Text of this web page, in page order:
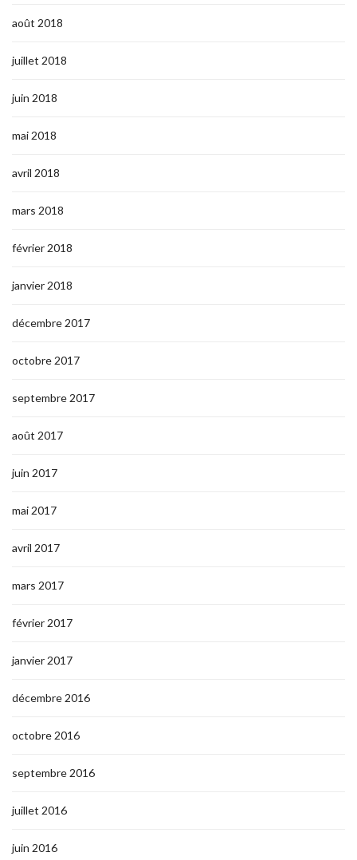
août 2018
juillet 2018
juin 2018
mai 2018
avril 2018
mars 2018
février 2018
janvier 2018
décembre 2017
octobre 2017
septembre 2017
août 2017
juin 2017
mai 2017
avril 2017
mars 2017
février 2017
janvier 2017
décembre 2016
octobre 2016
septembre 2016
juillet 2016
juin 2016